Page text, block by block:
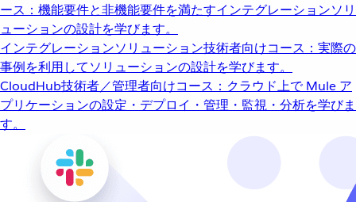
ース：機能要件と非機能要件を満たすインテグレーションソリ
ューションの設計を学びます。
インテグレーションソリューション技術者向けコース：実際の
事例を利用してソリューションの設計を学びます。
CloudHub技術者／管理者向けコース：クラウド上で Mule ア
プリケーションの設定・デプロイ・管理・監視・分析を学びま
す。